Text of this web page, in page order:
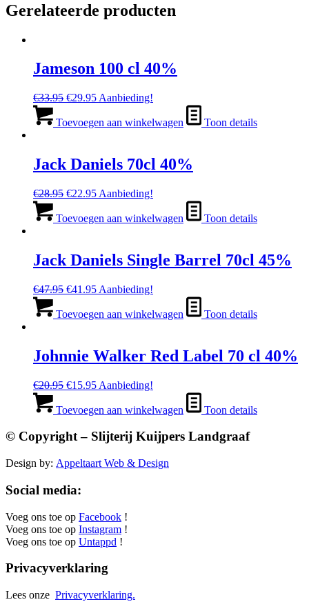
Gerelateerde producten
Jameson 100 cl 40%
€33.95 Oorspronkelijke
was:
€29.95Huidige
is:
Aanbieding!
Toevoegen aan winkelwagen Toon details
Jack Daniels 70cl 40%
€28.95 Oorspronkelijke
was:
€22.95Huidige
is:
Aanbieding!
Toevoegen aan winkelwagen Toon details
Jack Daniels Single Barrel 70cl 45%
€47.95 Oorspronkelijke
was:
€41.95Huidige
is:
Aanbieding!
Toevoegen aan winkelwagen Toon details
Johnnie Walker Red Label 70 cl 40%
€20.95 Oorspronkelijke
was:
€15.95Huidige
is:
Aanbieding!
Toevoegen aan winkelwagen Toon details
© Copyright – Slijterij Kuijpers Landgraaf
Design by: Appeltaart Web & Design
Social media:
Voeg ons toe op Facebook !
Voeg ons toe op Instagram !
Voeg ons toe op Untappd !
Privacyverklaring
Lees onze Privacyverklaring.